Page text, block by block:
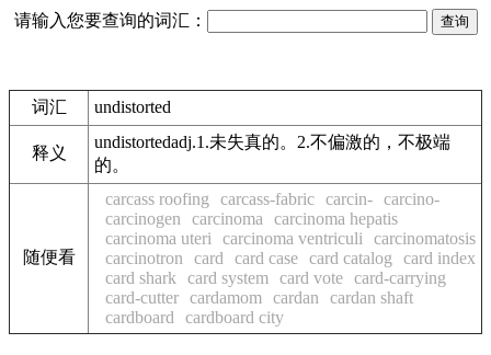
请输入您要查询的词汇：
词汇 undistorted
释义
undistortedadj.1.未失真的。2.不偏激的，不极端
的。
随便看
carcass roofing carcass-fabric carcin- carcino-
carcinogen
carcinoma
carcinoma hepatis
carcinoma uteri
carcinoma ventriculi
carcinomatosis
carcinotron
card card case card catalog
card index
card shark
card system card vote card-carrying
card-cutter cardamom cardan
cardan shaft
cardboard
cardboard city